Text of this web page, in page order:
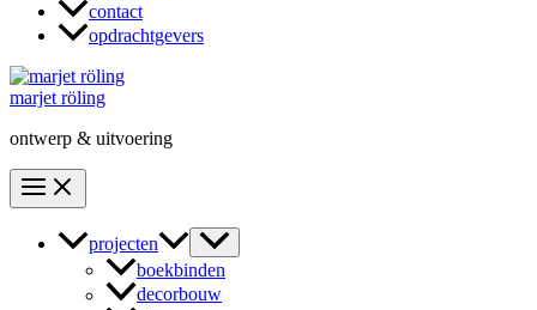
contact
opdrachtgevers
marjet röling
ontwerp & uitvoering
projecten
boekbinden
decorbouw